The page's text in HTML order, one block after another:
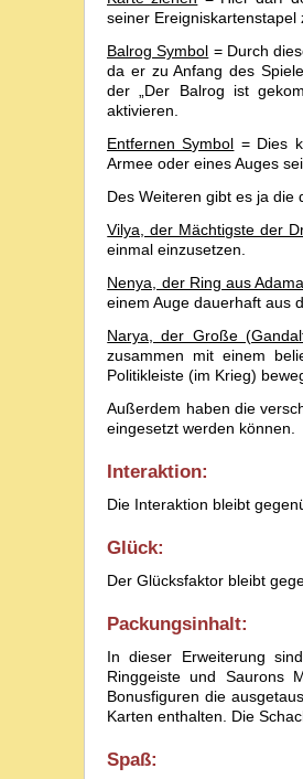
seiner Ereigniskartenstapel
Balrog Symbol = Durch
da er zu Anfang des
der „Der Balrog ist
aktivieren.
Entfernen Symbol = Dies
Armee oder eines Auges
Des Weiteren gibt es ja die
Vilya, der Mächtigste der
einmal einzusetzen.
Nenya, der Ring aus
einem Auge dauerhaft aus
Narya, der Große
zusammen mit einem
Politikleiste (im Krieg)
Außerdem haben die
eingesetzt werden können.
Interaktion:
Die Interaktion bleibt
Glück:
Der Glücksfaktor bleibt
Packungsinhalt:
In dieser Erweiterung
Ringgeiste und Saurons
Bonusfiguren die
Karten enthalten. Die
Spaß: